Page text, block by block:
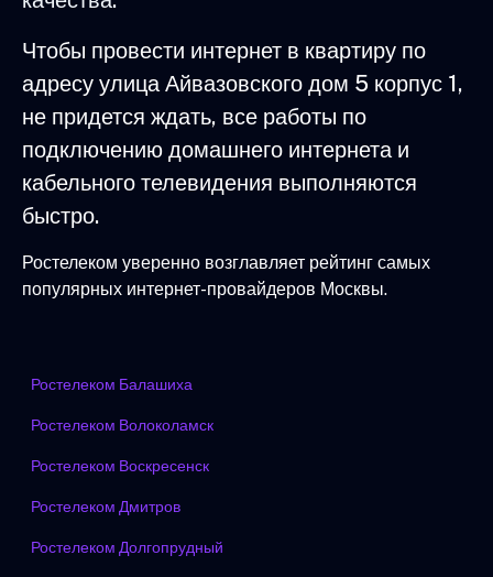
Чтобы провести интернет в квартиру по
адресу улица Айвазовского дом 5 корпус 1,
не придется ждать, все работы по
подключению домашнего интернета и
кабельного телевидения выполняются
быстро.
Ростелеком уверенно возглавляет рейтинг самых
популярных интернет-провайдеров Москвы.
Ростелеком Балашиха
Ростелеком Волоколамск
Ростелеком Воскресенск
Ростелеком Дмитров
Ростелеком Долгопрудный